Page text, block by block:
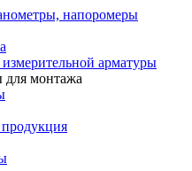
напоромеры
арматуры
монтажа
продукция